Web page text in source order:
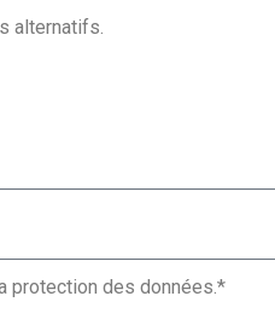
alternatifs.
protection des données.*